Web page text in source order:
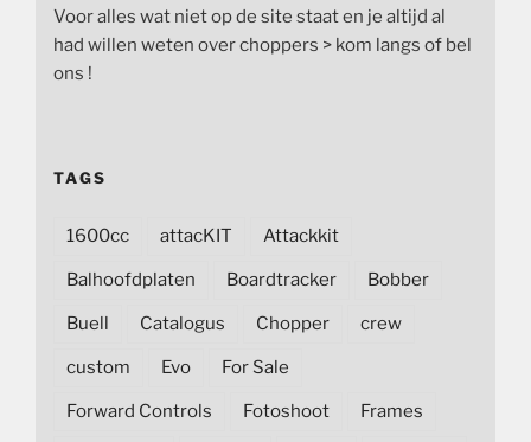
Voor alles wat niet op de site staat en je altijd al
had willen weten over choppers > kom langs of bel
ons !
TAGS
1600cc attacKIT Attackkit
Balhoofdplaten Boardtracker Bobber
Buell Catalogus Chopper crew
custom Evo For Sale
Forward Controls Fotoshoot Frames